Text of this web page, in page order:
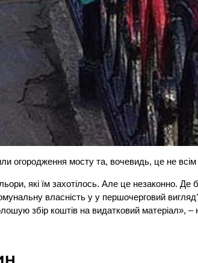
огородження мосту та, вочевидь, це не
які їм захотілось. Але це незаконно. Де
власність у у першочерговий
збір коштів на видатковий матеріал», –